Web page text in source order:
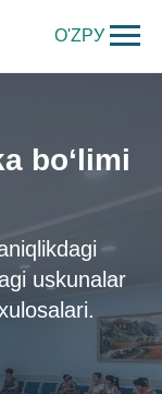
O'ZРУ
bo‘limi
uskunalar